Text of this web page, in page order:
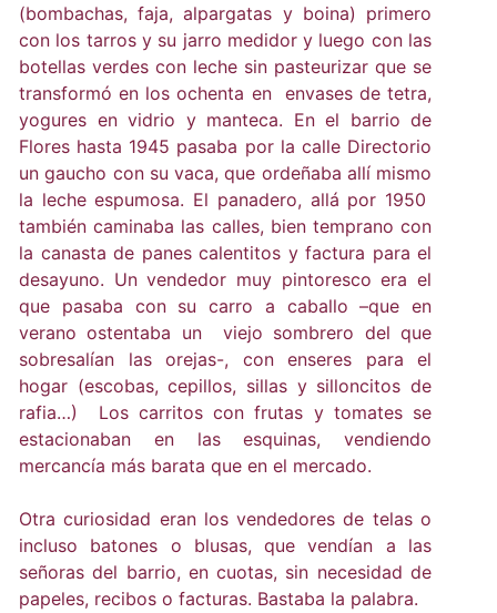
(bombachas, faja, alpargatas y boina) primero
con los tarros y su jarro medidor y luego con las
botellas verdes con leche sin pasteurizar que se
transformó en los ochenta en envases de tetra,
yogures en vidrio y manteca. En el barrio de
Flores hasta 1945 pasaba por la calle Directorio
un gaucho con su vaca, que ordeñaba allí mismo
la leche espumosa. El panadero, allá por 1950
también caminaba las calles, bien temprano con
la canasta de panes calentitos y factura para el
desayuno. Un vendedor muy pintoresco era el
que pasaba con su carro a caballo –que en
verano ostentaba un viejo sombrero del que
sobresalían las orejas-, con enseres para el
hogar (escobas, cepillos, sillas y silloncitos de
rafia…) Los carritos con frutas y tomates se
estacionaban en las esquinas, vendiendo
mercancía más barata que en el mercado.
Otra curiosidad eran los vendedores de telas o
incluso batones o blusas, que vendían a las
señoras del barrio, en cuotas, sin necesidad de
papeles, recibos o facturas. Bastaba la palabra.